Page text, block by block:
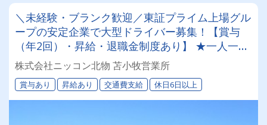
＼未経験・ブランク歓迎／東証プライム上場グル
ープの安定企業で大型ドライバー募集！【賞与
（年2回）・昇給・退職金制度あり】 ★一人一台
の専属車両★無事故等で月給2万円UPのチャンス
◎★資格取得支援制度★希望休＆育休実績あり！
女性ドライバーも活躍中の働きやすい職場です♪
株式会社ニッコン北物 苫小牧営業所
賞与あり 昇給あり 交通費支給 休日6日以上